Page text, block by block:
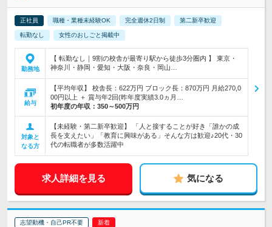
正社員 職種・業種未経験OK 完全週休2日制 第二新卒歓迎
転勤なし 女性のおしごと掲載中
勤務地
【 転勤なし｜9割の校舎が最寄り駅から徒歩3分圏内 】 東京・
神奈川・静岡・愛知・大阪・奈良・岡山…
給与
【平均年収】 校舎長：622万円 ブロック長：870万円 月給270,0
00円以上 ＋ 賞与年2回(昨年度実績3.0ヵ月…
初年度の年収： 350～500万円
対象と
なる方
【未経験・第二新卒歓迎】 「人と接することが好き「誰かの成
長を支えたい」「教育に興味がある」そんな方は歓迎♪20代・30
代の転職者が多数活躍中
求人詳細を見る 気になる
志望動機・自己PR不要